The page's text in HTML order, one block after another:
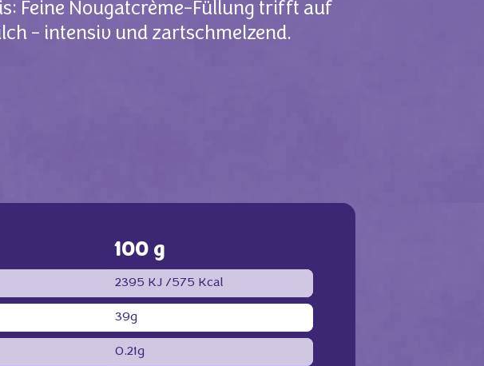
Feine Nougatcrème-Füllung trifft auf
- intensiv und zartschmelzend.
100 g
2395 KJ /575 Kcal
39g
0.21g